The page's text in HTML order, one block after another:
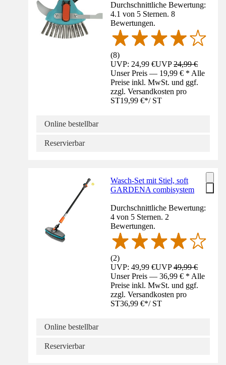
Durchschnittliche Bewertung:
4.1 von 5 Sternen. 8
Bewertungen.
(8)
UVP: 24,99 €UVP24,99 €
Unser Preis — 19,99 € * Alle
Preise inkl. MwSt. und ggf.
zzgl. Versandkosten pro
ST19,99 €*/ ST
Online bestellbar
Reservierbar
Wasch-Set mit Stiel, soft
GARDENA combisystem
Durchschnittliche Bewertung:
4 von 5 Sternen. 2
Bewertungen.
(2)
UVP: 49,99 €UVP49,99 €
Unser Preis — 36,99 € * Alle
Preise inkl. MwSt. und ggf.
zzgl. Versandkosten pro
ST36,99 €*/ ST
Online bestellbar
Reservierbar